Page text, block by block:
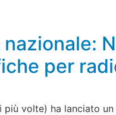
per
volte) ha lanciato